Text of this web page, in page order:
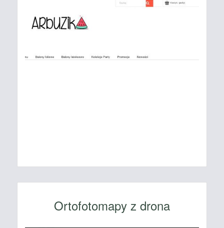
Ortofotomapy z drona